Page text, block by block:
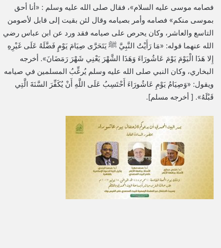
فصامه موسى عليه السلام»، فقال صلى الله عليه وسلم : «أنا أحق
بموسى منكم» فصامه وأمر بصيامه وقال لئن بقيت إلى قابل لأصومن
التاسع والعاشر، وكان يحرص على صيامه فقد ورد عن ابن عباس رضي
الله عنهما قوله: «مَا رَأَيْتُ النَّبِيَّ ﷺ يَتَحَرَّى صِيَامَ يَوْمٍ فَضَّلَهُ عَلَى غَيْرِهِ
إِلا هَذَا الْيَوْمَ يَوْمَ عَاشُورَاءَ وَهَذَا الشَّهْرَ يَعْنِي شَهْرَ رَمَضَانَ». أخرجه
البخاري، وكان النبي صلى الله عليه وسلم يُرغِّبُ المسلمين في صيامه
ويقول: «وَصِيَامُ يَوْمِ عَاشُورَاءَ أَحْتَسِبُ عَلَى اللَّهِ أَنْ يُكَفِّرَ السَّنَةَ الَّتِي
قَبْلَهُ». [ أخرجه مسلم].